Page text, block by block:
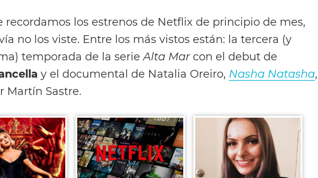
recordamos los estrenos de Netflix de principio de mes,
no los viste. Entre los más vistos están: la tercera (y
temporada de la serie Alta Marcon el debut de
y el documental de Natalia Oreiro, Nasha Natasha,
Martín Sastre.